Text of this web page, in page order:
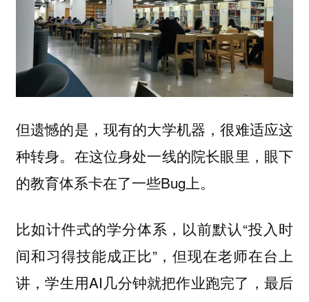
但遗憾的是，现有的大学机器，很难适应这
种转身。在这位身处一线的院长眼里，眼下
的教育体系卡在了一些Bug上。
比如计件式的学分体系，以前默认“投入时
间和习得技能成正比”，但现在老师在台上
讲，学生用AI几分钟就把作业跑完了，最后